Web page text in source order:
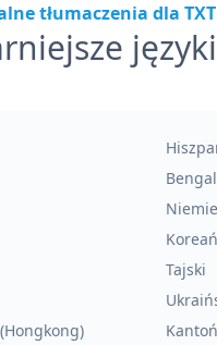
tłumaczenia dla
Tajski